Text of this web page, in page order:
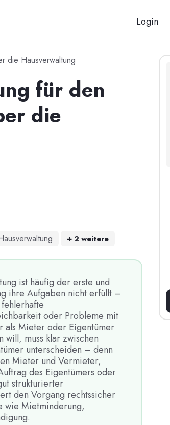
Login
die Hausverwaltung
für den
die
+2 weitere
ist häufig der erste und
ihre Aufgaben nicht erfüllt –
oder Probleme mit
Mieter oder Eigentümer
muss klar zwischen
unterscheiden – denn
Mieter und Vermieter,
des Eigentümers oder
strukturierter
den Vorgang rechtssicher
wie Mietminderung,